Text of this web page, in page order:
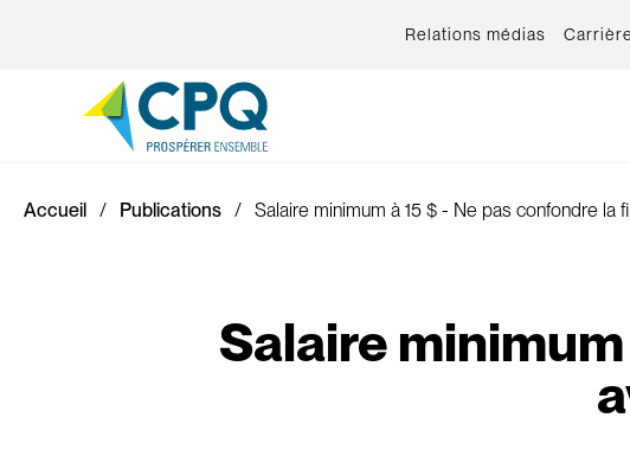
Relations médias
Accueil Publications Salaire minimum à 15 $ - Ne pas confondre la
Salaire